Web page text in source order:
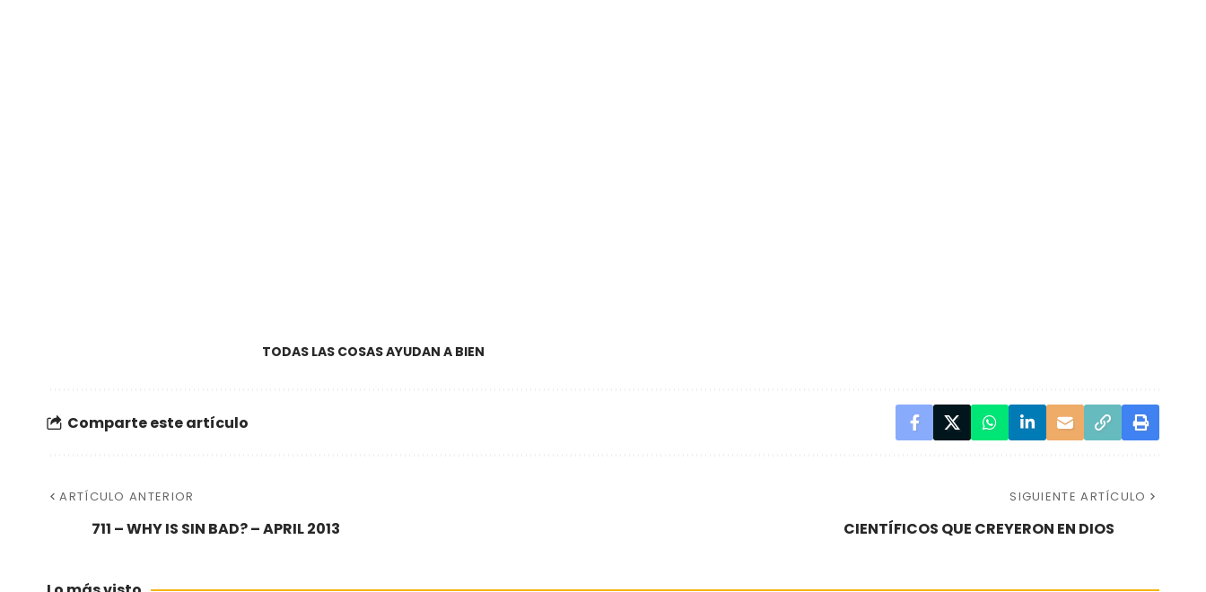
TODAS LAS COSAS AYUDAN A BIEN
Comparte este artículo
ARTÍCULO ANTERIOR
711 – WHY IS SIN BAD? – APRIL 2013
SIGUIENTE ARTÍCULO
CIENTÍFICOS QUE CREYERON EN DIOS